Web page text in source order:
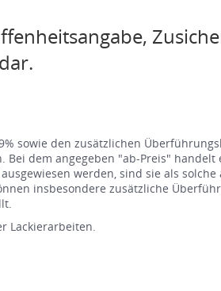
sowie den zusätzlichen
dem angegeben "ab-Preis" handelt
werden, sind sie als solche
insbesondere zusätzliche
Lackierarbeiten.